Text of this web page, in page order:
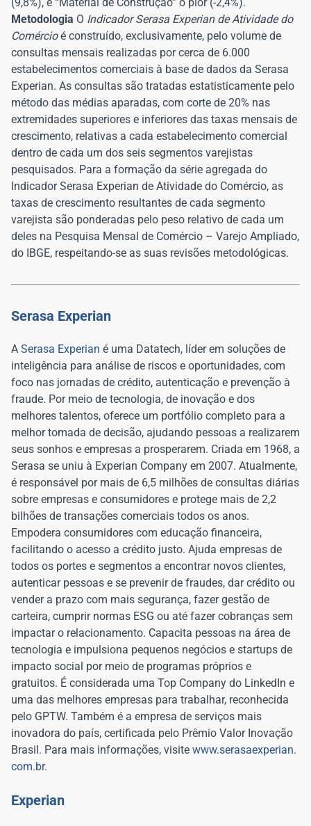
Metodologia O Indicador Serasa Experian de Atividade do
Comércioé construído, exclusivamente, pelo volume de
consultas mensais realizadas por cerca de 6.000
estabelecimentos comerciais à base de dados da Serasa
Experian. As consultas são tratadas estatisticamente pelo
método das médias aparadas, com corte de 20% nas
extremidades superiores e inferiores das taxas mensais de
crescimento, relativas a cada estabelecimento comercial
dentro de cada um dos seis segmentos varejistas
pesquisados. Para a formação da série agregada do
Indicador Serasa Experian de Atividade do Comércio, as
taxas de crescimento resultantes de cada segmento
varejista são ponderadas pelo peso relativo de cada um
deles na Pesquisa Mensal de Comércio – Varejo Ampliado,
do IBGE, respeitando-se as suas revisões metodológicas.
Serasa Experian
A Serasa Experian é uma Datatech, líder em soluções de
inteligência para análise de riscos e oportunidades, com
foco nas jornadas de crédito, autenticação e prevenção à
fraude. Por meio de tecnologia, de inovação e dos
melhores talentos, oferece um portfólio completo para a
melhor tomada de decisão, ajudando pessoas a realizarem
seus sonhos e empresas a prosperarem. Criada em 1968, a
Serasa se uniu à Experian Company em 2007. Atualmente,
é responsável por mais de 6,5 milhões de consultas diárias
sobre empresas e consumidores e protege mais de 2,2
bilhões de transações comerciais todos os anos.
Empodera consumidores com educação financeira,
facilitando o acesso a crédito justo. Ajuda empresas de
todos os portes e segmentos a encontrar novos clientes,
autenticar pessoas e se prevenir de fraudes, dar crédito ou
vender a prazo com mais segurança, fazer gestão de
carteira, cumprir normas ESG ou até fazer cobranças sem
impactar o relacionamento. Capacita pessoas na área de
tecnologia e impulsiona pequenos negócios e startups de
impacto social por meio de programas próprios e
gratuitos. É considerada uma Top Company do LinkedIn e
uma das melhores empresas para trabalhar, reconhecida
pelo GPTW. Também é a empresa de serviços mais
inovadora do país, certificada pelo Prêmio Valor Inovação
Brasil. Para mais informações, visite www.serasaexperian.
com.br.
Experian